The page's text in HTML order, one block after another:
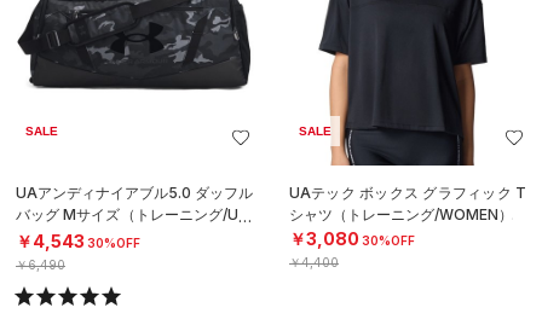
SALE
UAアンディナイアブル5.0 ダッフル
バッグ Mサイズ（トレーニング/UNI
SEX）
￥4,543 30%OFF
￥6,490
SALE
UAテック ボックス グラフィック T
シャツ（トレーニング/WOMEN）
￥3,080 30%OFF
￥4,400